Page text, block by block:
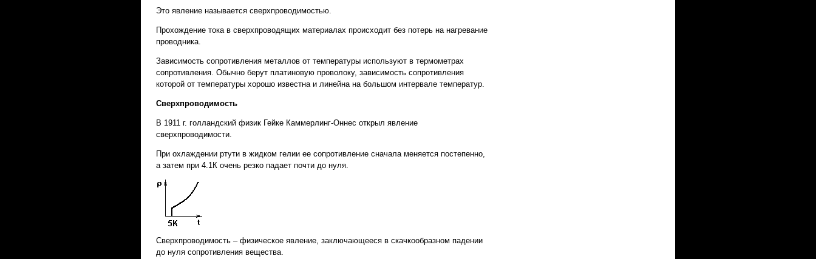
Это явление называется сверхпроводимостью.
Прохождение тока в сверхпроводящих материалах происходит без потерь на нагревание
проводника.
Зависимость сопротивления металлов от температуры используют в термометрах
сопротивления. Обычно берут платиновую проволоку, зависимость сопротивления
которой от температуры хорошо известна и линейна на большом интервале температур.
Сверхпроводимость
В 1911 г. голландский физик Гейке Каммерлинг-Оннес открыл явление
сверхпроводимости.
При охлаждении ртути в жидком гелии ее сопротивление сначала меняется постепенно,
а затем при 4.1К очень резко падает почти до нуля.
Сверхпроводимость – физическое явление, заключающееся в скачкообразном падении
до нуля сопротивления вещества.